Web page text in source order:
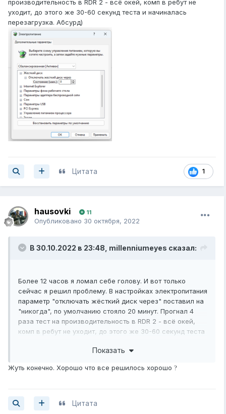
производительность в RDR 2 - всё окей, комп в ребут не
уходит, до этого же 30-60 секунд теста и начиналась
перезагрузка. Абсурд)
1
Цитата
hausovki 11
Опубликовано 30 октября, 2022
В 30.10.2022 в 23:48, millenniumeyes сказал:
Более 12 часов я ломал себе голову. И вот только
сейчас я решил проблему. В настройках электропитания
параметр "отключать жёсткий диск через" поставил на
"никогда", по умолчанию стояло 20 минут. Прогнал 4
раза тест на производительность в RDR 2 - всё окей,
комп в ребут не уходит, до этого же 30-60 секунд теста
Показать
Жуть конечно. Хорошо что все решилось хорошо ?
Цитата